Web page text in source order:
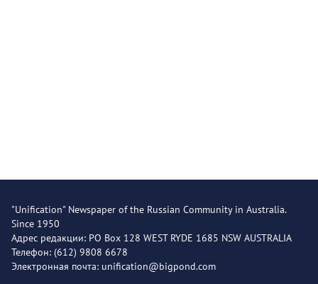
"Unification" Newspaper of the Russian Community in Australia.
Since 1950
Адрес редакции: PO Box 128 WEST RYDE 1685 NSW AUSTRALIA
Телефон: (612) 9808 6678
Электронная почта: unification@bigpond.com